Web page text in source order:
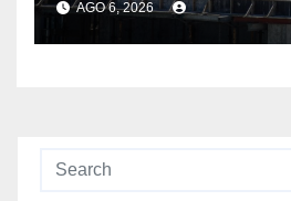
departamento
sector tiene sus
AGO 6, 2026